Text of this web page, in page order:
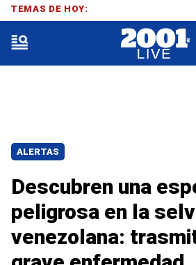
ALERTAS
Descubren una
peligrosa en la
venezolana:
TEMAS DE HOY: